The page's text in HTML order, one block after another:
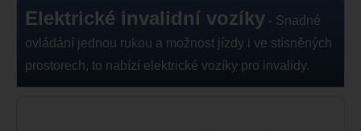
Elektrické invalidní vozíky - Snadné
ovládání jednou rukou a možnost jízdy i ve stísněných
prostorech, to nabízí elektrické vozíky pro invalidy.